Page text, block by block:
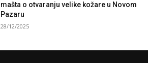
mašta o otvaranju velike kožare u Novom
Pazaru
28/12/2025